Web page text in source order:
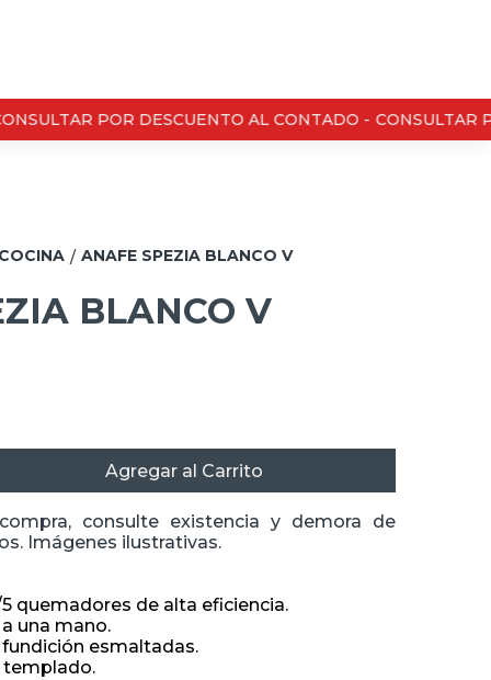
POR DESCUENTO AL CONTADO - CONSULTAR
/ ANAFE SPEZIA BLANCO V
BLANCO V
Agregar al Carrito
consulte existencia y demora de
Imágenes ilustrativas.
quemadores de alta eficiencia.
una mano.
esmaltadas.
templado.